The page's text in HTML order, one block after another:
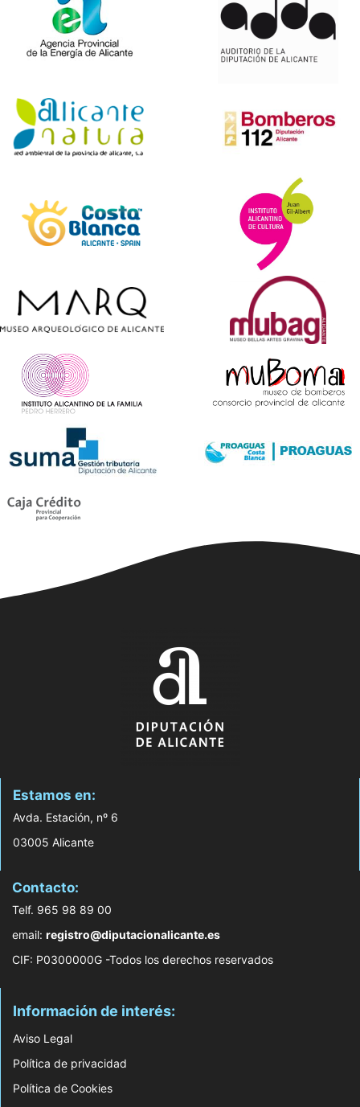
Estamos en:
Avda. Estación, nº 6
03005 Alicante
Contacto:
Telf. 965 98 89 00
email: registro@diputacionalicante.es
CIF: P0300000G -Todos los derechos reservados
Información de interés:
Aviso Legal
Política de privacidad
Política de Cookies